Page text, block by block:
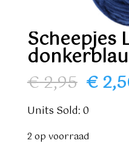
Scheepjes
€2,95
prijs
was:
€ 2,95.
€
Units Sold: 0
2 op voorraad